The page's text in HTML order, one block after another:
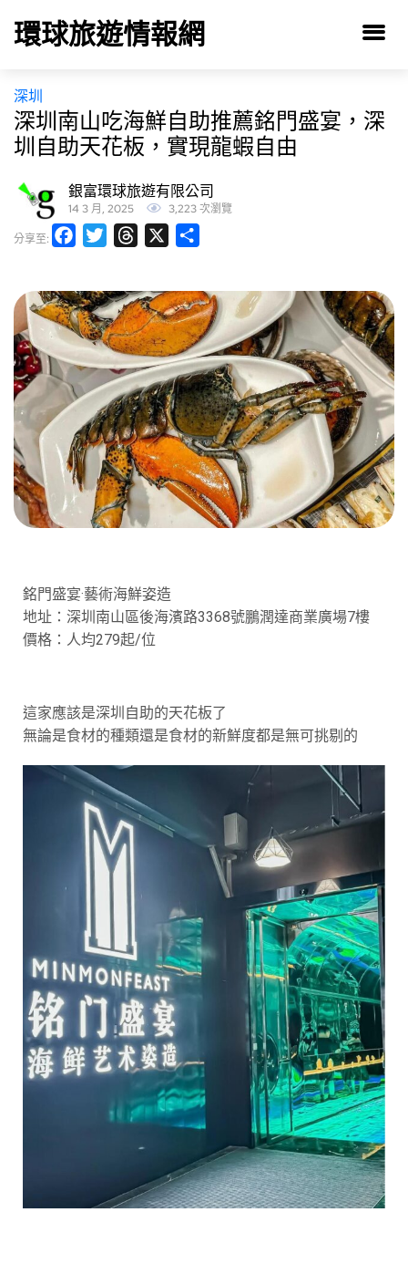
環球旅遊情報網
深圳
深圳南山吃海鮮自助推薦銘門盛宴，深
圳自助天花板，實現龍蝦自由
銀富環球旅遊有限公司
14 3 月, 2025 3,223 次瀏覽
分享至: FacebookTwitterThreads
銘門盛宴·藝術海鮮姿造
地址：深圳南山區後海濱路3368號鵬潤達商業廣場7樓
價格：人均279起/位
這家應該是深圳自助的天花板了
無論是食材的種類還是食材的新鮮度都是無可挑剔的